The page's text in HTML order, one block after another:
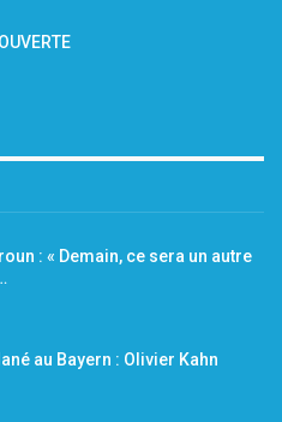
: « Demain, ce sera un autre
au Bayern : Olivier Kahn